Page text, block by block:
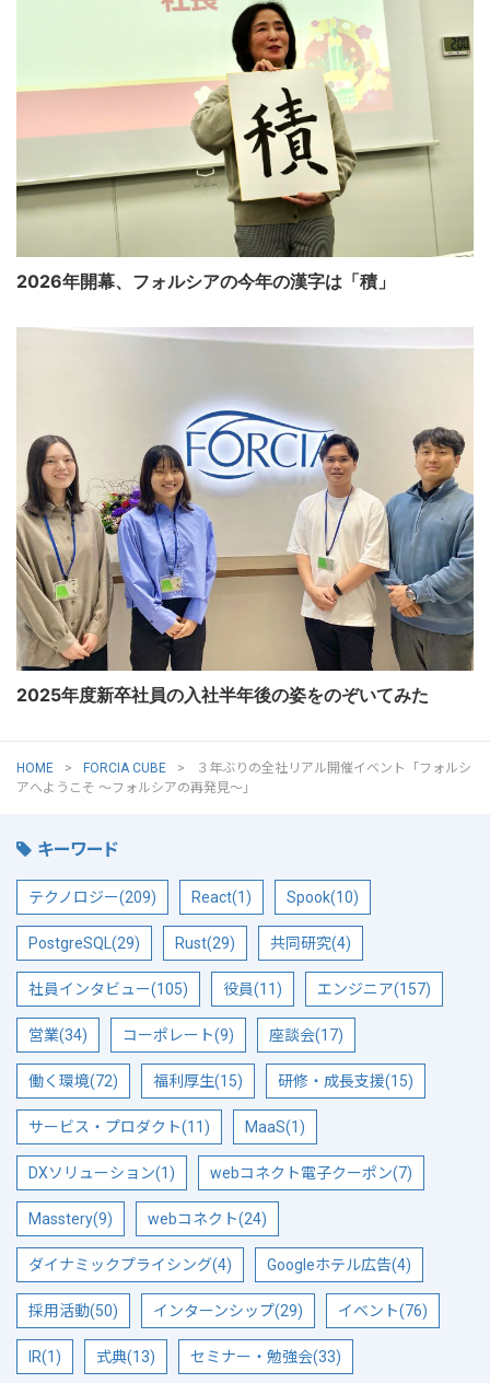
2026年開幕、フォルシアの今年の漢字は「積」
2025年度新卒社員の入社半年後の姿をのぞいてみた
HOME FORCIA CUBE
３年ぶりの全社リアル開催イベント「フォルシ
アへようこそ ～フォルシアの再発見～」
キーワード
テクノロジー(209) React(1) Spook(10)
PostgreSQL(29) Rust(29) 共同研究(4)
社員インタビュー(105) 役員(11) エンジニア(157)
営業(34) コーポレート(9) 座談会(17)
働く環境(72) 福利厚生(15) 研修・成長支援(15)
サービス・プロダクト(11) MaaS(1)
DXソリューション(1) webコネクト電子クーポン(7)
Masstery(9) webコネクト(24)
ダイナミックプライシング(4) Googleホテル広告(4)
採用活動(50) インターンシップ(29) イベント(76)
IR(1) 式典(13) セミナー・勉強会(33)